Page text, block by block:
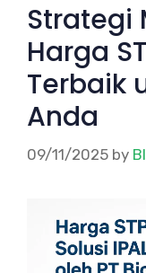
Strategi
Harga
Terbaik
Anda
09/11/2025 by